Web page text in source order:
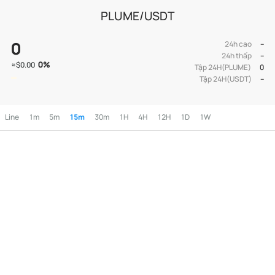
PLUME/USDT
0
≈$0.00 0%
24h cao
--
24h thấp
--
Tập 24H(PLUME)
0
Tập 24H(USDT)
--
Line 1m 5m 15m 30m 1H 4H 12H 1D 1W